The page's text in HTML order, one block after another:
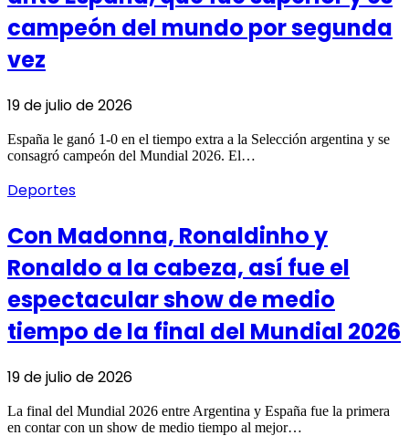
campeón del mundo por segunda
vez
19 de julio de 2026
España le ganó 1-0 en el tiempo extra a la Selección argentina y se
consagró campeón del Mundial 2026. El…
Deportes
Con Madonna, Ronaldinho y
Ronaldo a la cabeza, así fue el
espectacular show de medio
tiempo de la final del Mundial 2026
19 de julio de 2026
La final del Mundial 2026 entre Argentina y España fue la primera
en contar con un show de medio tiempo al mejor…